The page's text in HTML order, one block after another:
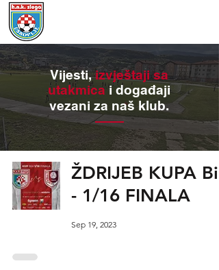
Vijesti, izvještaji sa
utakmica i događaji
vezani za naš klub.
ŽDRIJEB KUPA
- 1/16 FINALA
Sep 19, 2023